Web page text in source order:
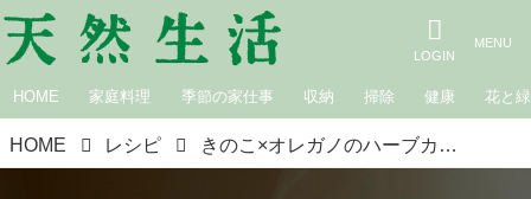
HOME 家庭料理 季節の家仕事 収納 掃除 健康 花と緑
HOME レシピ きのこ×オレガノのハーブカレー｜やさしい！さわやか！新感覚！ ハーブカレー／カレー研究家・水野仁輔さん